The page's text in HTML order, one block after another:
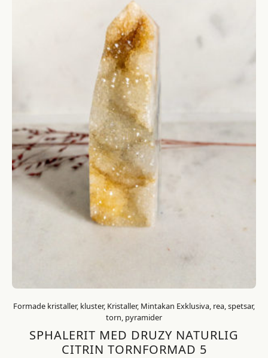
Formade kristaller, kluster, Kristaller, Mintakan Exklusiva, rea, spetsar,
torn, pyramider
SPHALERIT MED DRUZY NATURLIG
CITRIN TORNFORMAD 5